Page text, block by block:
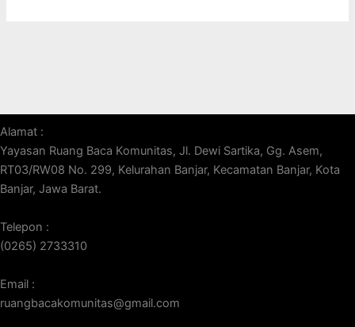
Alamat :
Yayasan Ruang Baca Komunitas, Jl. Dewi Sartika, Gg. Asem,
RT03/RW08 No. 299, Kelurahan Banjar, Kecamatan Banjar, Kota
Banjar, Jawa Barat.
Telepon :
(0265) 2733310
Email :
ruangbacakomunitas@gmail.com